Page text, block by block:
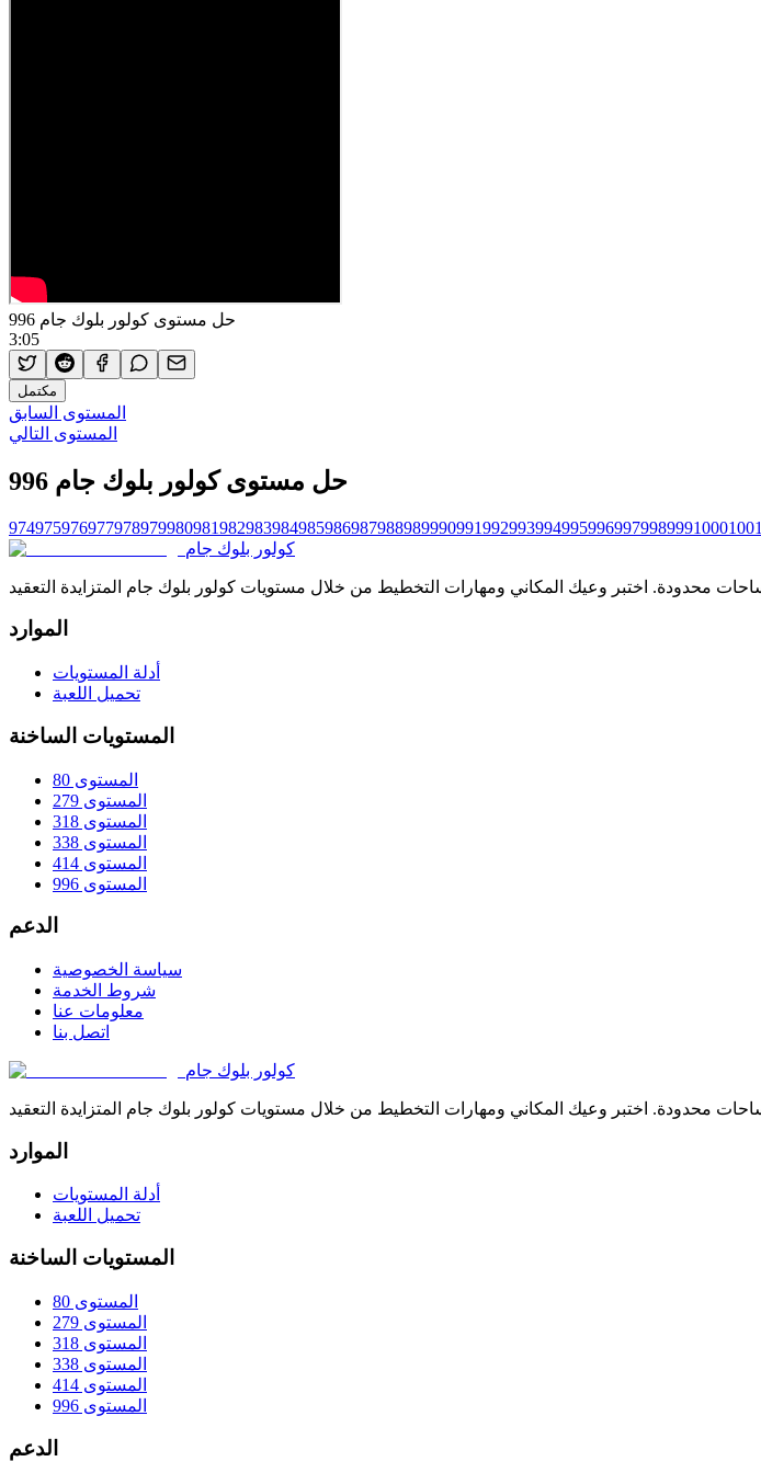
حل مستوى كولور بلوك جام 996
3:05
مكتمل
المستوى السابق
المستوى التالي
حل مستوى كولور بلوك جام 996
97497597697797897998098198298398498598698798898999099199299399499599699799899910001001
كولور بلوك جام
الموارد
أدلة المستويات
تحميل اللعبة
المستويات الساخنة
المستوى 80
المستوى 279
المستوى 318
المستوى 338
المستوى 414
المستوى 996
الدعم
سياسة الخصوصية
شروط الخدمة
معلومات عنا
اتصل بنا
كولور بلوك جام
الموارد
أدلة المستويات
تحميل اللعبة
المستويات الساخنة
المستوى 80
المستوى 279
المستوى 318
المستوى 338
المستوى 414
المستوى 996
الدعم